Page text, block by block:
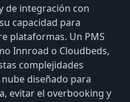
de integración con
capacidad para
plataformas. Un PMS
Innroad o Cloudbeds,
complejidades
diseñado para
evitar el overbooking y